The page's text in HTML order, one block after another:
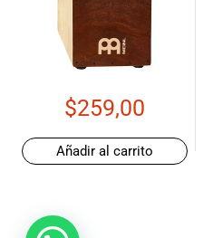
$259,00
Añadir al carrito